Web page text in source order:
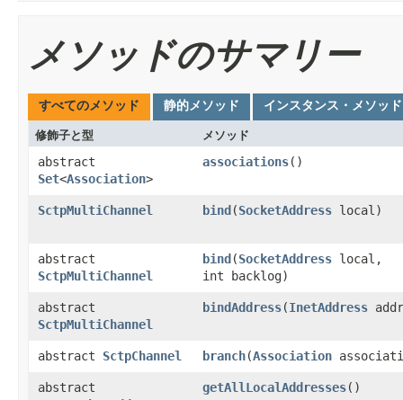
メソッドのサマリー
すべてのメソッド 静的メソッド インスタンス・メソッド
修飾子と型 メソッド
abstract
Set<Association>
associations()
SctpMultiChannel bind​(SocketAddress local)
abstract
SctpMultiChannel
bind​(SocketAddress local,
int backlog)
abstract
SctpMultiChannel
bindAddress​(InetAddress
abstract SctpChannel branch​(Association
abstract
getAllLocalAddresses()